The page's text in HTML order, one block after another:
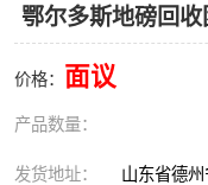
鄂尔多斯地磅回
价格： 面议
产品数量：
发货地址： 山东省德